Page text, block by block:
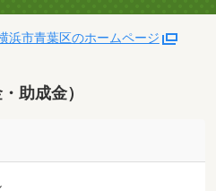
浜市青葉区のホームページ
助成金）